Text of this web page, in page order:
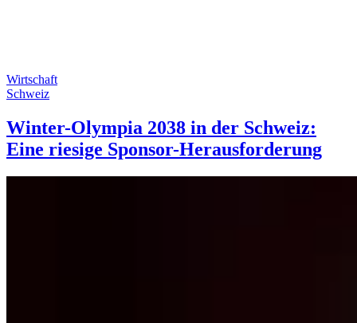
Wirtschaft
Schweiz
Winter-Olympia 2038 in der Schweiz:
Eine riesige Sponsor-Herausforderung